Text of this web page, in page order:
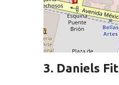
3. Daniels